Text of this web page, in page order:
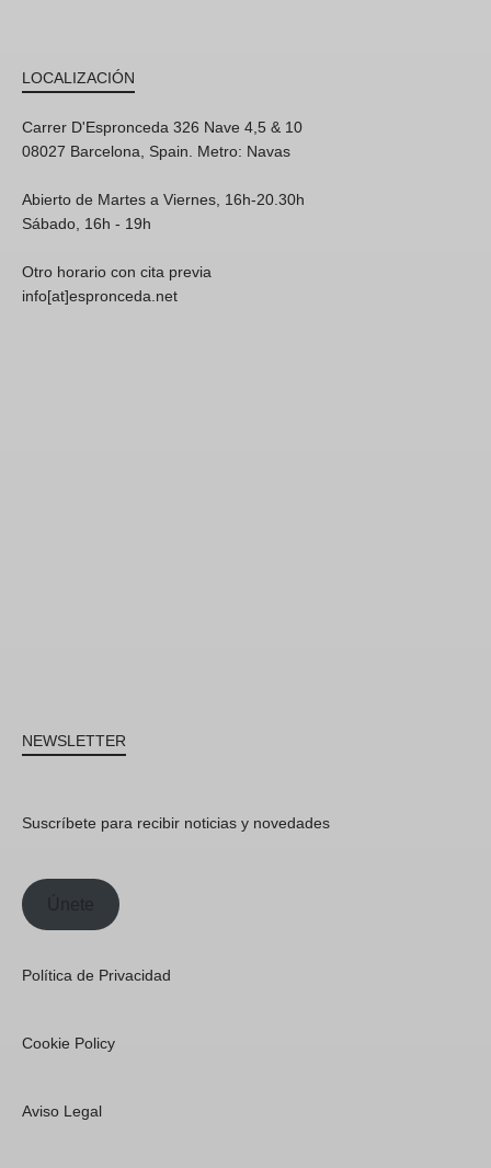
LOCALIZACIÓN
Carrer D'Espronceda 326 Nave 4,5 & 10
08027 Barcelona, Spain. Metro: Navas
Abierto de Martes a Viernes, 16h-20.30h
Sábado, 16h - 19h
Otro horario con cita previa
info[at]espronceda.net
NEWSLETTER
Suscríbete para recibir noticias y novedades
Únete
Política de Privacidad
Cookie Policy
Aviso Legal